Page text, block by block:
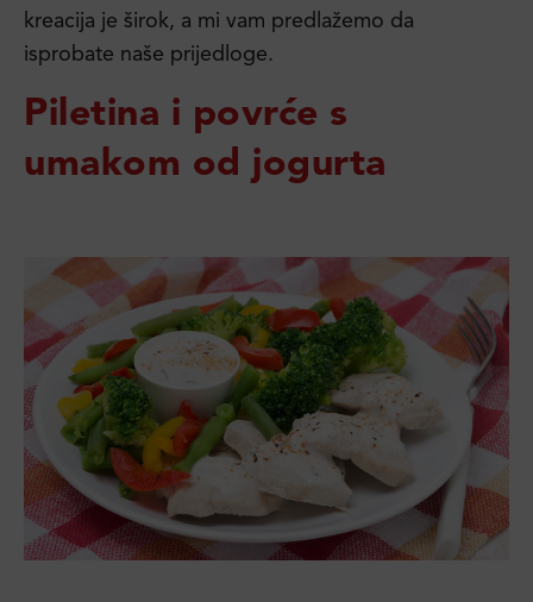
kreacija je širok, a mi vam predlažemo da
isprobate naše prijedloge.
Piletina i povrće s
umakom od jogurta